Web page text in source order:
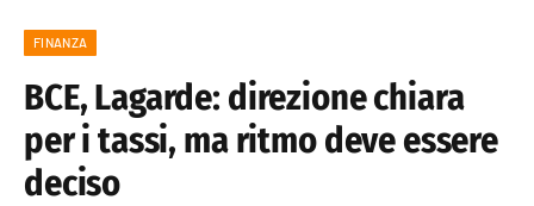
FINANZA
BCE, Lagarde: direzione chiara
per i tassi, ma ritmo deve essere
deciso